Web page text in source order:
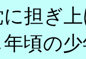
担ぎ
頃の